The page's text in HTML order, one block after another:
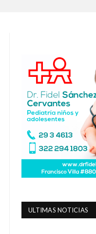
ULTIMAS NOTICIAS